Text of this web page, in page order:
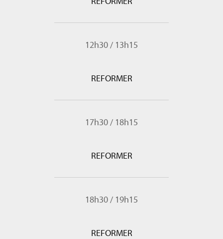
12h30/ 13h15
REFORMER
17h30/ 18h15
REFORMER
18h30/ 19h15
REFORMER